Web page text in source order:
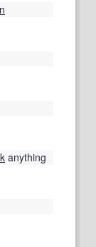
anything